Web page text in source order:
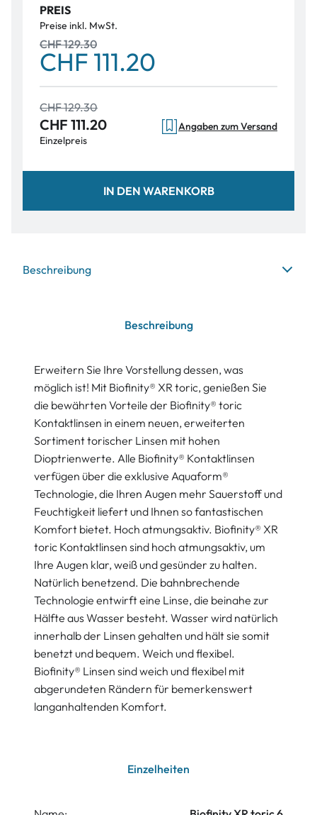
PREIS
Preise inkl. MwSt.
CHF 129.30
CHF 111.20
CHF 129.30
CHF 111.20
Einzelpreis
Angaben zum Versand
IN DEN WARENKORB
Beschreibung
Beschreibung
Erweitern Sie Ihre Vorstellung dessen, was
möglich ist! Mit Biofinity® XR toric, genießen Sie
die bewährten Vorteile der Biofinity® toric
Kontaktlinsen in einem neuen, erweiterten
Sortiment torischer Linsen mit hohen
Dioptrienwerte. Alle Biofinity® Kontaktlinsen
verfügen über die exklusive Aquaform®
Technologie, die Ihren Augen mehr Sauerstoff und
Feuchtigkeit liefert und Ihnen so fantastischen
Komfort bietet. Hoch atmungsaktiv. Biofinity® XR
toric Kontaktlinsen sind hoch atmungsaktiv, um
Ihre Augen klar, weiß und gesünder zu halten.
Natürlich benetzend. Die bahnbrechende
Technologie entwirft eine Linse, die beinahe zur
Hälfte aus Wasser besteht. Wasser wird natürlich
innerhalb der Linsen gehalten und hält sie somit
benetzt und bequem. Weich und flexibel.
Biofinity® Linsen sind weich und flexibel mit
abgerundeten Rändern für bemerkenswert
langanhaltenden Komfort.
Einzelheiten